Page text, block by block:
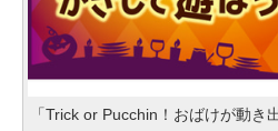
「Trick or Pucchin！おばけが動き